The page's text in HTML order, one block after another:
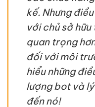
kế. Nhưng
với chủ sở
quan trọng
đối với môi
hiểu những
lượng bot và
đến nó!